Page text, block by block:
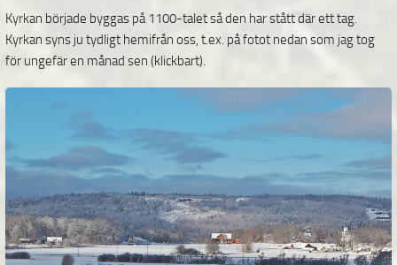
Kyrkan började byggas på 1100-talet så den har stått där ett tag.
Kyrkan syns ju tydligt hemifrån oss, t.ex. på fotot nedan som jag tog
för ungefär en månad sen (klickbart).